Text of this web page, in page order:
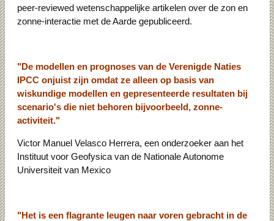
peer-reviewed wetenschappelijke artikelen over de zon en
zonne-interactie met de Aarde gepubliceerd.
"De modellen en prognoses van de Verenigde Naties
IPCC onjuist zijn omdat ze alleen op basis van
wiskundige modellen en gepresenteerde resultaten bij
scenario's die niet behoren bijvoorbeeld, zonne-
activiteit."
Victor Manuel Velasco Herrera, een onderzoeker aan het
Instituut voor Geofysica van de Nationale Autonome
Universiteit van Mexico
"Het is een flagrante leugen naar voren gebracht in de